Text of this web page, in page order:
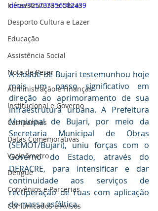
Infraestrutura e Obras
Desporto Cultura e Lazer
Educação
Assistência Social
Nota de Pesar
Administração e Finanças
Institucional e Governo
Campanhas
Datas Comemorativas
Vacinômetro
Dengue
Convênios e Parcerias
Comunicados e Avisos
deos/325733356582439
A cidade de Bujari testemunhou hoje
mais um passo significativo em
direção ao aprimoramento de sua
infraestrutura urbana. A Prefeitura
Municipal de Bujari, por meio da
Secretaria Municipal de Obras
(SEMOT/Bujari), uniu forças com o
Governo do Estado, através do
DERACRE, para intensificar e dar
continuidade aos serviços de
recuperação de ruas com aplicação
de massa asfáltica.